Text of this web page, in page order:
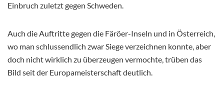
Einbruch zuletzt gegen Schweden.
Auch die Auftritte gegen die Färöer-Inseln und in Österreich,
wo man schlussendlich zwar Siege verzeichnen konnte, aber
doch nicht wirklich zu überzeugen vermochte, trüben das
Bild seit der Europameisterschaft deutlich.